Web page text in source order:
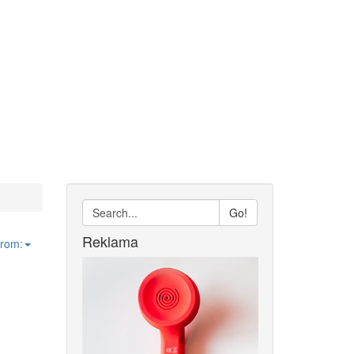
Go!
Reklama